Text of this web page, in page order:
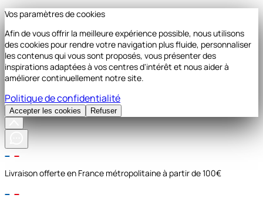
Vos paramètres de cookies
Afin de vous offrir la meilleure expérience possible, nous utilisons
des cookies pour rendre votre navigation plus fluide, personnaliser
les contenus qui vous sont proposés, vous présenter des
inspirations adaptées à vos centres d'intérêt et nous aider à
améliorer continuellement notre site.
Politique de confidentialité
Accepter les cookies Refuser
Livraison offerte en France métropolitaine à partir de 100€